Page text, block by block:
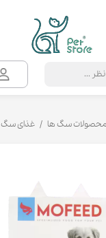
محصولات سگ ها غذای سگ